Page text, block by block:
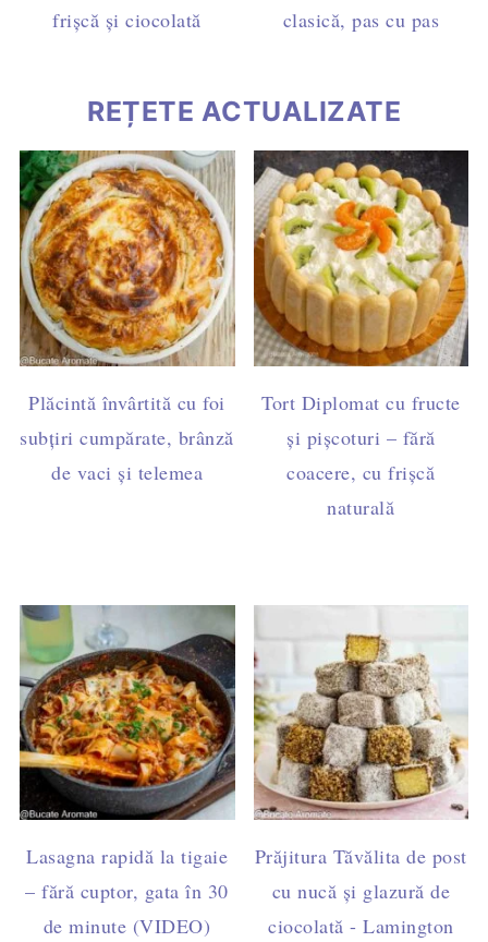
frișcă și ciocolată
clasică, pas cu pas
REȚETE ACTUALIZATE
Plăcintă învârtită cu foi
subțiri cumpărate, brânză
de vaci și telemea
Tort Diplomat cu fructe
și pișcoturi – fără
coacere, cu frișcă
naturală
Lasagna rapidă la tigaie
– fără cuptor, gata în 30
de minute (VIDEO)
Prăjitura Tăvălita de post
cu nucă și glazură de
ciocolată - Lamington